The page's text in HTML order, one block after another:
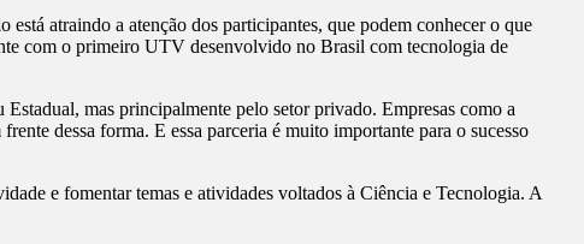
atraindo a atenção dos participantes, que podem conhecer o que
com o primeiro UTV desenvolvido no Brasil com tecnologia de
mas principalmente pelo setor privado. Empresas como a
dessa forma. E essa parceria é muito importante para o sucesso
e fomentar temas e atividades voltados à Ciência e Tecnologia. A